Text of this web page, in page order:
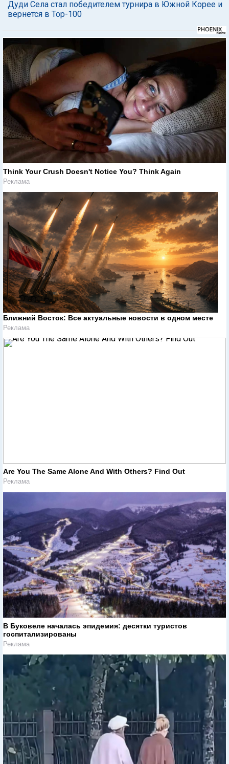
Дуди Села стал победителем турнира в Южной Корее и
вернется в Тор-100
Think Your Crush Doesn't Notice You? Think Again
Реклама
Ближний Восток: Все актуальные новости в одном месте
Реклама
Are You The Same Alone And With Others? Find Out
Реклама
В Буковеле началась эпидемия: десятки туристов
госпитализированы
Реклама